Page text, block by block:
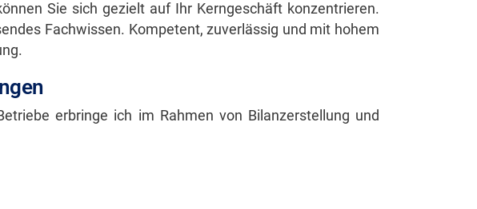
Sie sich gezielt auf Ihr Kerngeschäft konzentrieren.
Fachwissen. Kompetent, zuverlässig und mit hohem
erbringe ich im Rahmen von Bilanzerstellung und